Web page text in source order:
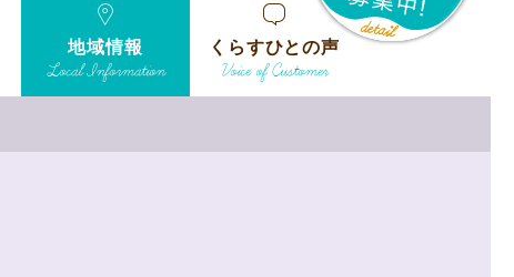
地域情報
Local Information
くらすひとの声
Voice of Customer